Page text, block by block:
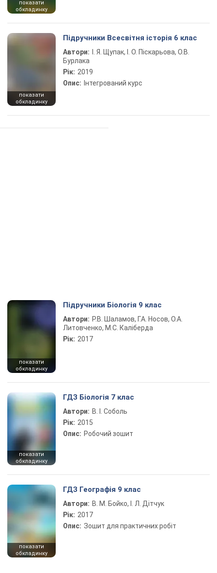
показати
обкладинку
показати
обкладинку
Підручники Всесвітня історія 6 клас
Автори:
І. Я. Щупак, І. О. Піскарьова, О.В.
Бурлака
Рік: 2019
Опис: Інтегрований курс
показати
обкладинку
Підручники Біологія 9 клас
Автори: Р.В. Шаламов, Г.А. Носов, О.А.
Литовченко, М.С. Каліберда
Рік: 2017
показати
обкладинку
ГДЗ Біологія 7 клас
Автори: В. І. Соболь
Рік: 2015
Опис: Робочий зошит
показати
обкладинку
ГДЗ Географія 9 клас
Автори: В. М. Бойко, І. Л. Дітчук
Рік: 2017
Опис: Зошит для практичних робіт